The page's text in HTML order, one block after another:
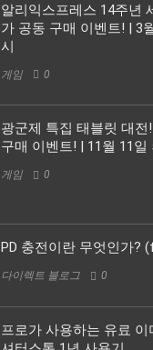
알리익스프레스 14주년
가 공동 구매 이벤트! | 3
시
게임 0
광군제 특집 태블릿 대전
구매 이벤트! | 11월 11일
게임 0
PD 충전이란 무엇인가?
다이렉트 블로그 0
프로가 사용하는 유료 이